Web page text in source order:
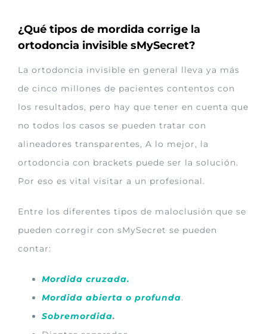
¿Qué tipos de mordida corrige la
ortodoncia invisible sMySecret?
La ortodoncia invisible en general lleva ya más
de cinco millones de pacientes contentos con
los resultados, pero hay que tener en cuenta que
no todos los casos se pueden tratar con
alineadores transparentes, A lo mejor, la
ortodoncia con brackets puede ser la solución.
Por eso es vital visitar a un profesional.
Entre los diferentes tipos de maloclusión que se
pueden corregir con sMySecret se pueden
contar:
Mordida cruzada.
Mordida abierta o profunda.
Sobremordida.